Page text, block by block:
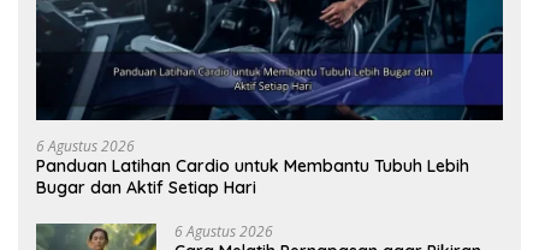
6 Agustus 2026
Panduan Latihan Cardio untuk Membantu Tubuh Lebih
Bugar dan Aktif Setiap Hari
6 Agustus 2026